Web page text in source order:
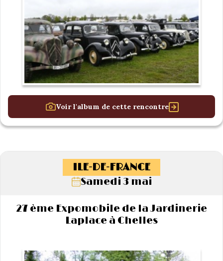
Voir l'album de cette rencontre
ILE-DE-FRANCE
Samedi 3 mai
27 ème Expomobile de la Jardinerie
Laplace à Chelles